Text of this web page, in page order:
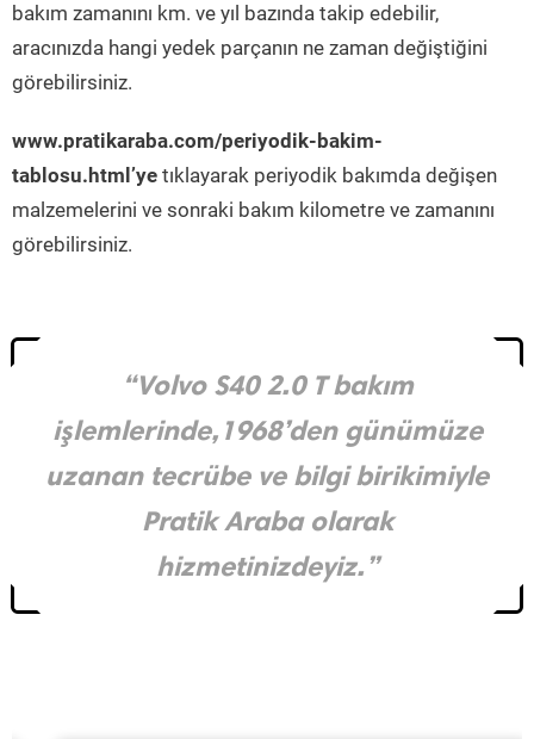
bakım zamanını km. ve yıl bazında takip edebilir,
aracınızda hangi yedek parçanın ne zaman değiştiğini
görebilirsiniz.
www.pratikaraba.com/periyodik-bakim-
tablosu.html’ye tıklayarak periyodik bakımda değişen
malzemelerini ve sonraki bakım kilometre ve zamanını
görebilirsiniz.
“Volvo S40 2.0 T bakım
işlemlerinde,1968’den günümüze
uzanan tecrübe ve bilgi birikimiyle
Pratik Araba olarak
hizmetinizdeyiz.”